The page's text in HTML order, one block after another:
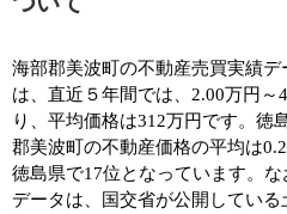
海部郡美波町の不動産売買実績
は、直近５年間では、2.00万円～
り、平均価格は312万円です。徳
郡美波町の不動産価格の平均は
徳島県で17位となっています。
データは、国交省が公開してい